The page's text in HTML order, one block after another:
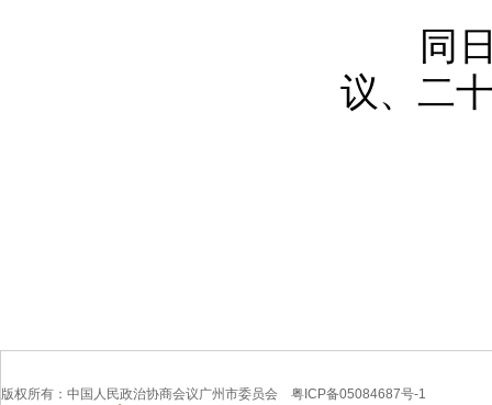
同日
议、二
版权所有：中国人民政治协商会议广州市委员会 粤ICP备05084687号-1